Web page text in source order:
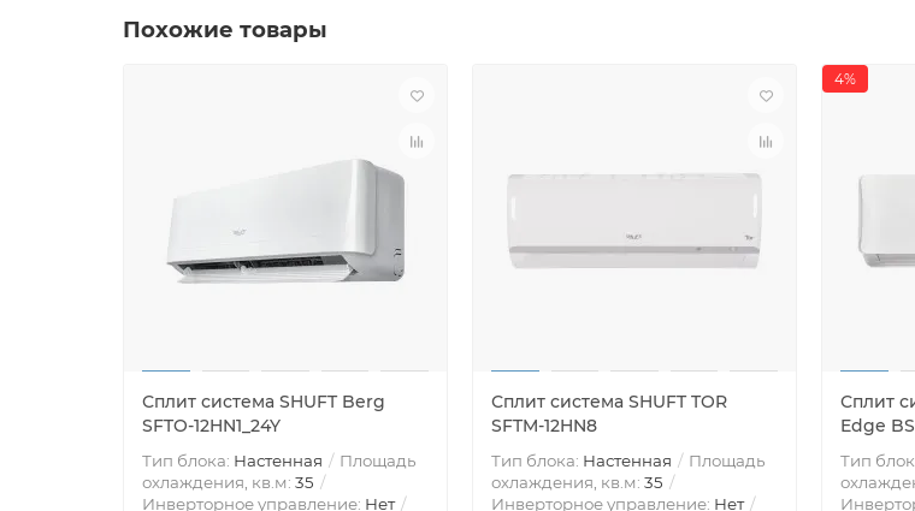
Похожие товары
Сплит система SHUFT Berg
SFTO-12HN1_24Y
Тип блока: Настенная
Площадь
охлаждения, кв.м: 35
Инверторное управление: Нет
Сплит система SHUFT TOR
SFTM-12HN8
Тип блока: Настенная
Площадь
охлаждения, кв.м: 35
Инверторное управление: Нет
4%
Сплит
Edge
Тип